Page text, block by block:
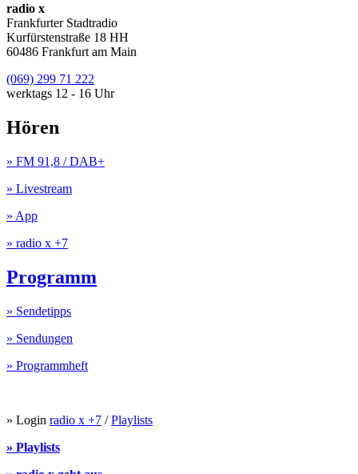
radio x
Frankfurter Stadtradio
Kurfürstenstraße 18 HH
60486 Frankfurt am Main
(069) 299 71 222
werktags 12 - 16 Uhr
Hören
» FM 91,8 / DAB+
» Livestream
» App
» radio x +7
Programm
» Sendetipps
» Sendungen
» Programmheft
» Login radio x +7 /Playlists
» Playlists